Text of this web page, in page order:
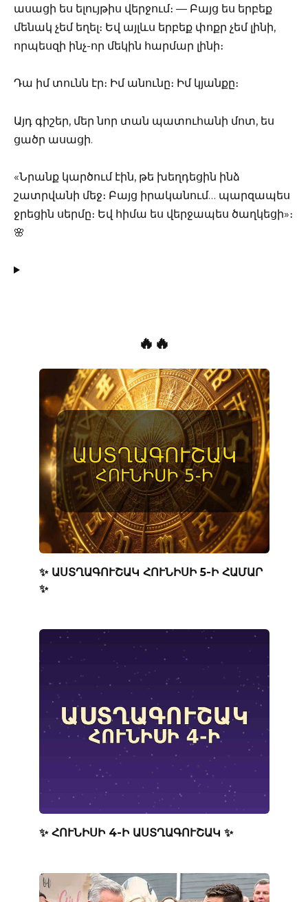
ասացի ես ելույթիս վերջում։ — Բայց ես երբեք
մենակ չեմ եղել։ Եվ այլևս երբեք փոքր չեմ լինի,
որպեսզի ինչ-որ մեկին հարմար լինի։
Դա իմ տունն էր։ Իմ անունը։ Իմ կյանքը։
Այդ գիշեր, մեր նոր տան պատուհանի մոտ, ես
ցածր ասացի.
«Նրանք կարծում էին, թե խեղդեցին ինձ
շատրվանի մեջ։ Բայց իրականում… պարզապես
ջրեցին սերմը։ Եվ հիմա ես վերջապես ծաղկեցի»։
🌸
🔥🔥
✨ ԱՍՏՂԱԳՈՒՇԱԿ ՀՈՒՆԻՍԻ 5-Ի ՀԱՄԱՐ
✨
✨ ՀՈՒՆԻՍԻ 4-Ի ԱՍՏՂԱԳՈՒՇԱԿ ✨